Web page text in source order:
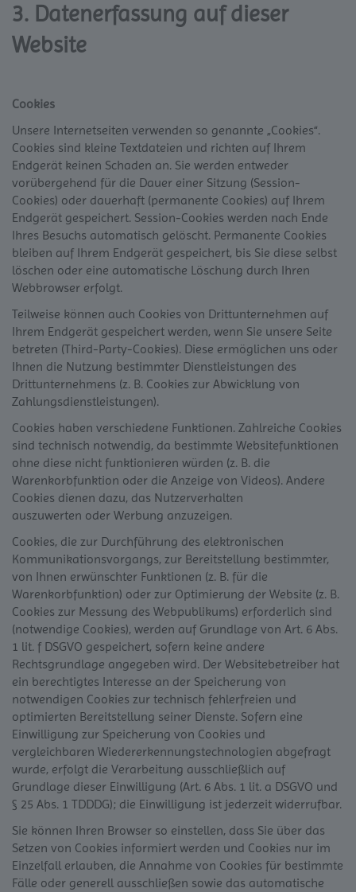
3. Datenerfassung auf dieser
Website
Cookies
Unsere Internetseiten verwenden so genannte „Cookies“.
Cookies sind kleine Textdateien und richten auf Ihrem
Endgerät keinen Schaden an. Sie werden entweder
vorübergehend für die Dauer einer Sitzung (Session-
Cookies) oder dauerhaft (permanente Cookies) auf Ihrem
Endgerät gespeichert. Session-Cookies werden nach Ende
Ihres Besuchs automatisch gelöscht. Permanente Cookies
bleiben auf Ihrem Endgerät gespeichert, bis Sie diese selbst
löschen oder eine automatische Löschung durch Ihren
Webbrowser erfolgt.
Teilweise können auch Cookies von Drittunternehmen auf
Ihrem Endgerät gespeichert werden, wenn Sie unsere Seite
betreten (Third-Party-Cookies). Diese ermöglichen uns oder
Ihnen die Nutzung bestimmter Dienstleistungen des
Drittunternehmens (z. B. Cookies zur Abwicklung von
Zahlungsdienstleistungen).
Cookies haben verschiedene Funktionen. Zahlreiche Cookies
sind technisch notwendig, da bestimmte Websitefunktionen
ohne diese nicht funktionieren würden (z. B. die
Warenkorbfunktion oder die Anzeige von Videos). Andere
Cookies dienen dazu, das Nutzerverhalten
auszuwerten oder Werbung anzuzeigen.
Cookies, die zur Durchführung des elektronischen
Kommunikationsvorgangs, zur Bereitstellung bestimmter,
von Ihnen erwünschter Funktionen (z. B. für die
Warenkorbfunktion) oder zur Optimierung der Website (z. B.
Cookies zur Messung des Webpublikums) erforderlich sind
(notwendige Cookies), werden auf Grundlage von Art. 6 Abs.
1 lit. f DSGVO gespeichert, sofern keine andere
Rechtsgrundlage angegeben wird. Der Websitebetreiber hat
ein berechtigtes Interesse an der Speicherung von
notwendigen Cookies zur technisch fehlerfreien und
optimierten Bereitstellung seiner Dienste. Sofern eine
Einwilligung zur Speicherung von Cookies und
vergleichbaren Wiedererkennungstechnologien abgefragt
wurde, erfolgt die Verarbeitung ausschließlich auf
Grundlage dieser Einwilligung (Art. 6 Abs. 1 lit. a DSGVO und
§ 25 Abs. 1 TDDDG); die Einwilligung ist jederzeit widerrufbar.
Sie können Ihren Browser so einstellen, dass Sie über das
Setzen von Cookies informiert werden und Cookies nur im
Einzelfall erlauben, die Annahme von Cookies für bestimmte
Fälle oder generell ausschließen sowie das automatische